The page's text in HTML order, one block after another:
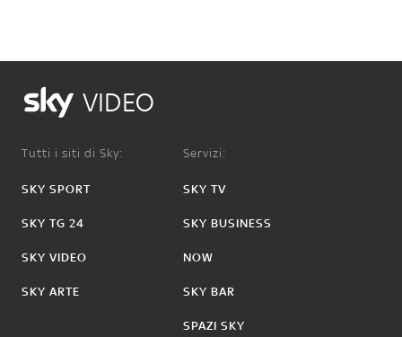
VIDEO
Tutti i siti di Sky:
SKY SPORT
SKY TG 24
SKY VIDEO
SKY ARTE
Servizi:
SKY TV
SKY BUSINESS
NOW
SKY BAR
SPAZI SKY